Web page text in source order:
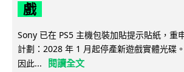
戲
Sony 已在 PS5 主機包裝加貼提示貼紙，重
計劃：2028 年 1 月起停產新遊戲實體光碟
因此...
閱讀全文